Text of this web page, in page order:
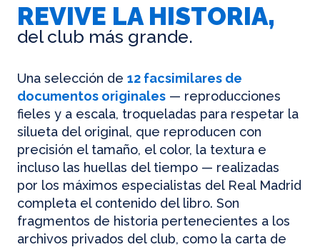
REVIVE LA HISTORIA,
del club más grande.
Una selección de 12 facsimilares de
documentos originales — reproducciones
fieles y a escala, troqueladas para respetar la
silueta del original, que reproducen con
precisión el tamaño, el color, la textura e
incluso las huellas del tiempo — realizadas
por los máximos especialistas del Real Madrid
completa el contenido del libro. Son
fragmentos de historia pertenecientes a los
archivos privados del club, como la carta de